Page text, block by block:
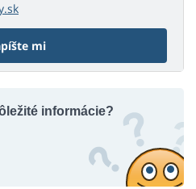
mi
informácie?